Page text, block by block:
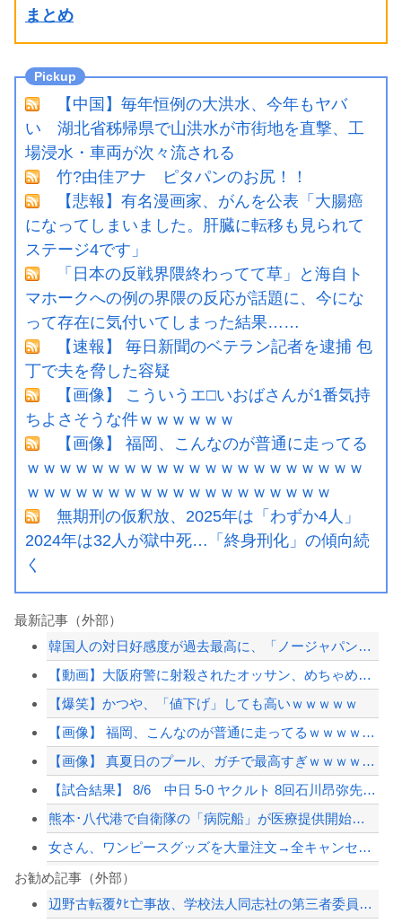
まとめ
【中国】毎年恒例の大洪水、今年もヤバ
い 湖北省秭帰県で山洪水が市街地を直撃、工
場浸水・車両が次々流される
竹?由佳アナ ピタパンのお尻！！
【悲報】有名漫画家、がんを公表「大腸癌
になってしまいました。肝臓に転移も見られて
ステージ4です」
「日本の反戦界隈終わってて草」と海自ト
マホークへの例の界隈の反応が話題に、今にな
って存在に気付いてしまった結果……
【速報】 毎日新聞のベテラン記者を逮捕 包
丁で夫を脅した容疑
【画像】 こういうエ□いおばさんが1番気持
ちよさそうな件ｗｗｗｗｗｗ
【画像】 福岡、こんなのが普通に走ってる
ｗｗｗｗｗｗｗｗｗｗｗｗｗｗｗｗｗｗｗｗｗ
ｗｗｗｗｗｗｗｗｗｗｗｗｗｗｗｗｗｗｗ
無期刑の仮釈放、2025年は「わずか4人」
2024年は32人が獄中死…「終身刑化」の傾向続
く
最新記事（外部）
韓国人の対日好感度が過去最高に、「ノージャパン」は終わった？＝ネット「中国より1...
【動画】大阪府警に射殺されたオッサン、めちゃめちゃ苦しそうに死ぬ
【爆笑】かつや、「値下げ」しても高いｗｗｗｗｗ
【画像】 福岡、こんなのが普通に走ってるｗｗｗｗｗｗｗｗｗｗｗｗｗｗｗｗｗｗｗｗ...
【画像】 真夏日のプール、ガチで最高すぎｗｗｗｗｗｗｗｗｗｗ
【試合結果】 8/6 中日 5-0 ヤクルト 8回石川昂弥先制タイムリー！このカ...
熊本･八代港で自衛隊の「病院船」が医療提供開始、診察と薬剤処方…被災者向け大浴場...
女さん、ワンピースグッズを大量注文→全キャンセルで逮捕ｗｗｗ
【草】アル中「水飲みたくない！」 グラス「はい転倒」
お勧め記事（外部）
辺野古転覆ﾀﾋ亡事故、学校法人同志社の第三者委員会が調査報告書を公表 … 安全配...